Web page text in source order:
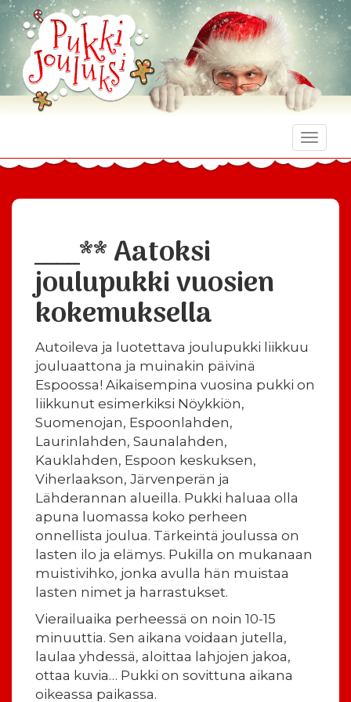
Toggle
____** Aatoksi
joulupukki vuosien
kokemuksella
Autoileva ja luotettava joulupukki liikkuu
jouluaattona ja muinakin päivinä
Espoossa! Aikaisempina vuosina pukki on
liikkunut esimerkiksi Nöykkiön,
Suomenojan, Espoonlahden,
Laurinlahden, Saunalahden,
Kauklahden, Espoon keskuksen,
Viherlaakson, Järvenperän ja
Lähderannan alueilla. Pukki haluaa olla
apuna luomassa koko perheen
onnellista joulua. Tärkeintä joulussa on
lasten ilo ja elämys. Pukilla on mukanaan
muistivihko, jonka avulla hän muistaa
lasten nimet ja harrastukset.
Vierailuaika perheessä on noin 10-15
minuuttia. Sen aikana voidaan jutella,
laulaa yhdessä, aloittaa lahjojen jakoa,
ottaa kuvia… Pukki on sovittuna aikana
oikeassa paikassa.